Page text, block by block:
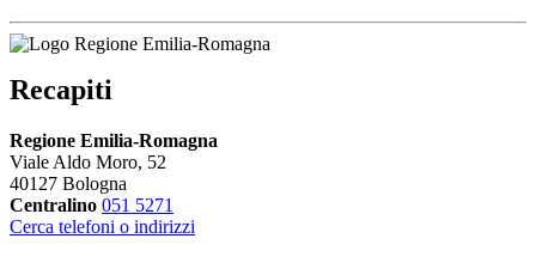
Recapiti
Regione Emilia-Romagna
Viale Aldo Moro, 52
40127 Bologna
Centralino 051 5271
Cerca telefoni o indirizzi